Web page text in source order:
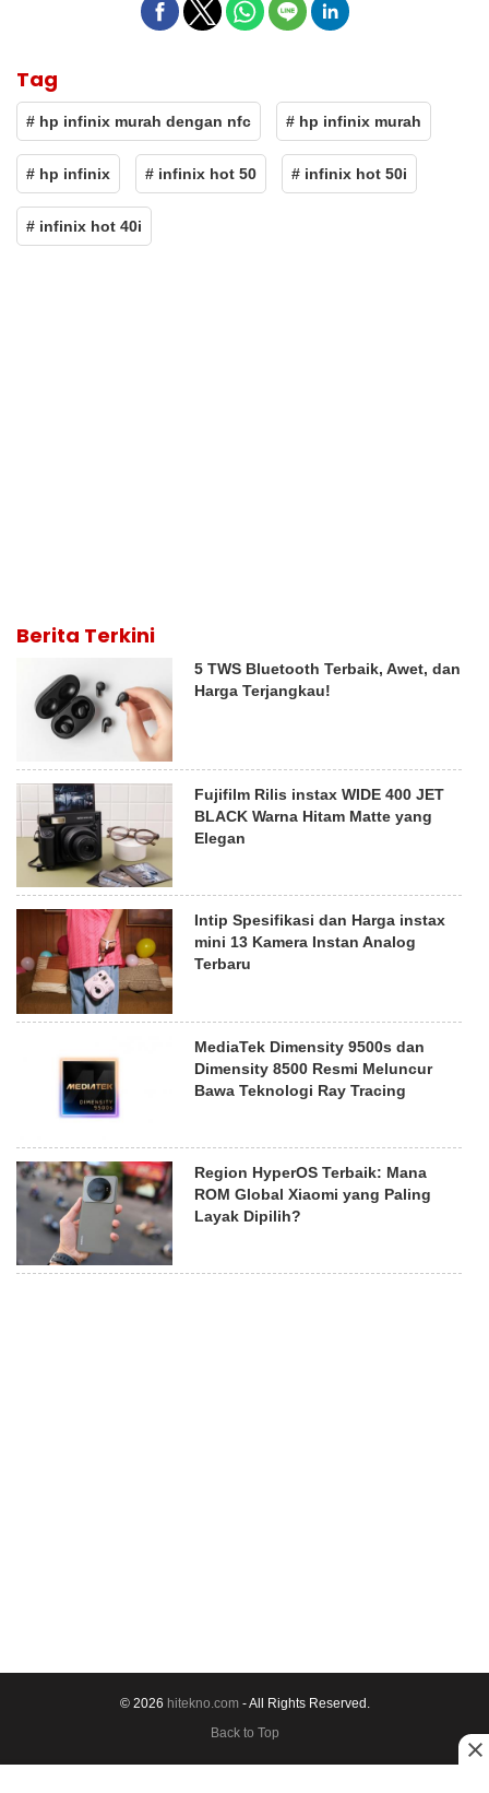
Tag
# hp infinix murah dengan nfc # hp infinix murah
# hp infinix # infinix hot 50 # infinix hot 50i
# infinix hot 40i
Berita Terkini
5 TWS Bluetooth Terbaik, Awet, dan
Harga Terjangkau!
Fujifilm Rilis instax WIDE 400 JET
BLACK Warna Hitam Matte yang
Elegan
Intip Spesifikasi dan Harga instax
mini 13 Kamera Instan Analog
Terbaru
MediaTek Dimensity 9500s dan
Dimensity 8500 Resmi Meluncur
Bawa Teknologi Ray Tracing
Region HyperOS Terbaik: Mana
ROM Global Xiaomi yang Paling
Layak Dipilih?
© 2026 hitekno.com- All Rights Reserved.
Back to Top